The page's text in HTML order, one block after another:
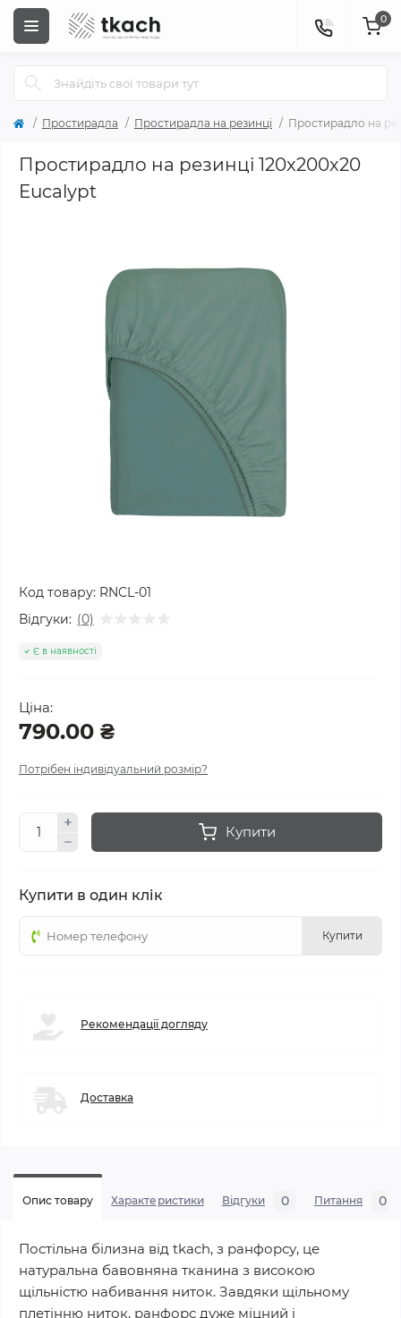
0
Простирадла Простирадла на резинці Простирадло на
Простирадло на резинці 120x200x20
Eucalypt
Код товару: RNCL-01
Відгуки: (0)
Є в наявності
Ціна:
790.00 ₴
Потрібен індивідуальний розмір?
Купити
Купити в один клік
Купити
Рекомендації догляду
Доставка
Опис товару Характеристики Відгуки 0 Питання 0
Постільна білизна від tkach, з ранфорсу, це
натуральна бавовняна тканина з високою
щільністю набивання ниток. Завдяки щільному
плетінню ниток, ранфорс дуже міцний і